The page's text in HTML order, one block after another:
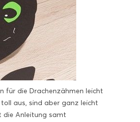
für die Drachenzähmen leicht
aus, sind aber ganz leicht
die Anleitung samt